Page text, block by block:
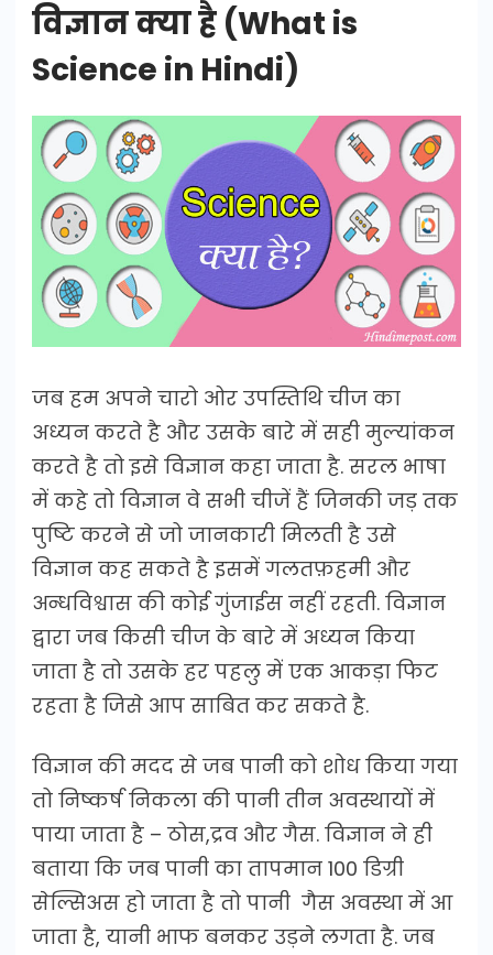
विज्ञान क्या है (What is
Science in Hindi)
जब हम अपने चारो ओर उपस्तिथि चीज का
अध्यन करते है और उसके बारे में सही मुल्यांकन
करते है तो इसे विज्ञान कहा जाता है. सरल भाषा
में कहे तो विज्ञान वे सभी चीजें हैं जिनकी जड़ तक
पुष्टि करने से जो जानकारी मिलती है उसे
विज्ञान कह सकते है इसमें गलतफ़हमी और
अन्धविश्वास की कोई गुंजाईस नहीं रहती. विज्ञान
द्वारा जब किसी चीज के बारे में अध्यन किया
जाता है तो उसके हर पहलु में एक आकड़ा फिट
रहता है जिसे आप साबित कर सकते है.
विज्ञान की मदद से जब पानी को शोध किया गया
तो निष्कर्ष निकला की पानी तीन अवस्थायों में
पाया जाता है – ठोस,द्रव और गैस. विज्ञान ने ही
बताया कि जब पानी का तापमान 100 डिग्री
सेल्सिअस हो जाता है तो पानी गैस अवस्था में आ
जाता है, यानी भाफ बनकर उड़ने लगता है. जब